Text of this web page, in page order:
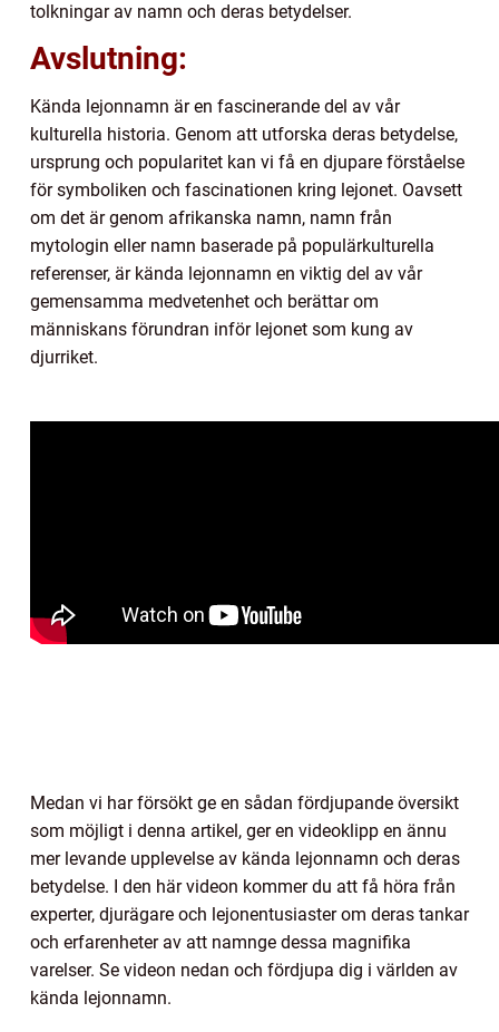
tolkningar av namn och deras betydelser.
Avslutning:
Kända lejonnamn är en fascinerande del av vår
kulturella historia. Genom att utforska deras betydelse,
ursprung och popularitet kan vi få en djupare förståelse
för symboliken och fascinationen kring lejonet. Oavsett
om det är genom afrikanska namn, namn från
mytologin eller namn baserade på populärkulturella
referenser, är kända lejonnamn en viktig del av vår
gemensamma medvetenhet och berättar om
människans förundran inför lejonet som kung av
djurriket.
Medan vi har försökt ge en sådan fördjupande översikt
som möjligt i denna artikel, ger en videoklipp en ännu
mer levande upplevelse av kända lejonnamn och deras
betydelse. I den här videon kommer du att få höra från
experter, djurägare och lejonentusiaster om deras tankar
och erfarenheter av att namnge dessa magnifika
varelser. Se videon nedan och fördjupa dig i världen av
kända lejonnamn.